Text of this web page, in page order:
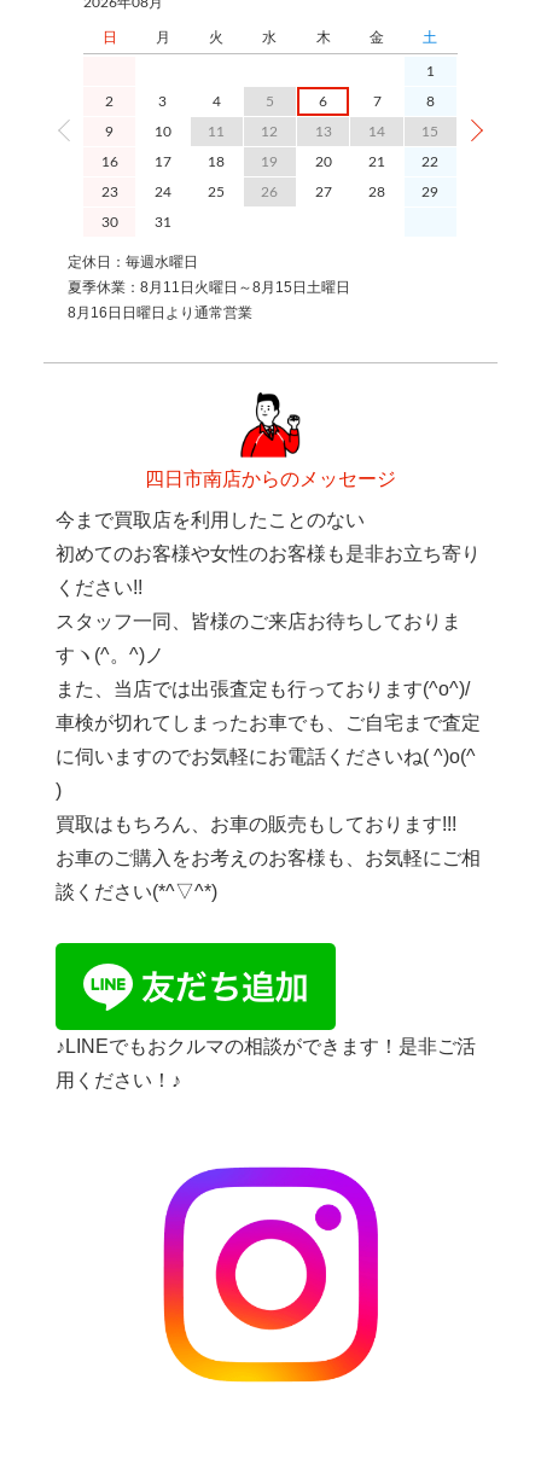
日 月 火 水 木 金 土
1
2 3 4 5 6 7 8
9 10 11 12 13 14 15
16 17 18 19 20 21 22
23 24 25 26 27 28 29
30 31
13
定休日：毎週水曜日
夏季休業：8月11日火曜日～8月15日土曜日
8月16日日曜日より通常営業
四日市南店からのメッセージ
今まで買取店を利用したことのない
初めてのお客様や女性のお客様も是非お立ち寄り
ください!!
スタッフ一同、皆様のご来店お待ちしておりま
すヽ(^。^)ノ
また、当店では出張査定も行っております(^o^)/
車検が切れてしまったお車でも、ご自宅まで査定
に伺いますのでお気軽にお電話くださいね( ^)o(^
)
買取はもちろん、お車の販売もしております!!!
お車のご購入をお考えのお客様も、お気軽にご相
談ください(*^▽^*)
♪LINEでもおクルマの相談ができます！是非ご活
用ください！♪